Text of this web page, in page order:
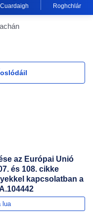
Cuardaigh Roghchlár
Portlet
az Európai Unió
és 108. cikke
kapcsolatban a
lua